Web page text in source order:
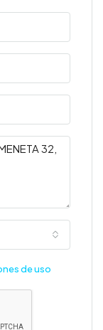
de uso